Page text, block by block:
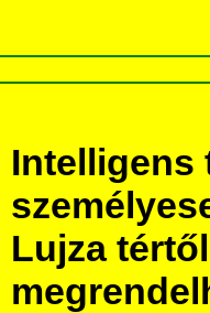
Intelligens
Lujza